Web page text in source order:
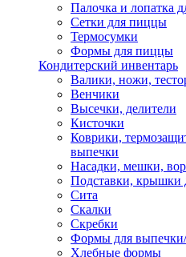
Палочка и лопатка
Сетки для пиццы
Термосумки
Формы для пиццы
Кондитерский инвентарь
Валики, ножи,
Венчики
Высечки, делители
Кисточки
Коврики,
выпечки
Насадки, мешки,
Подставки, крышки
Сита
Скалки
Скребки
Формы для
Хлебные формы